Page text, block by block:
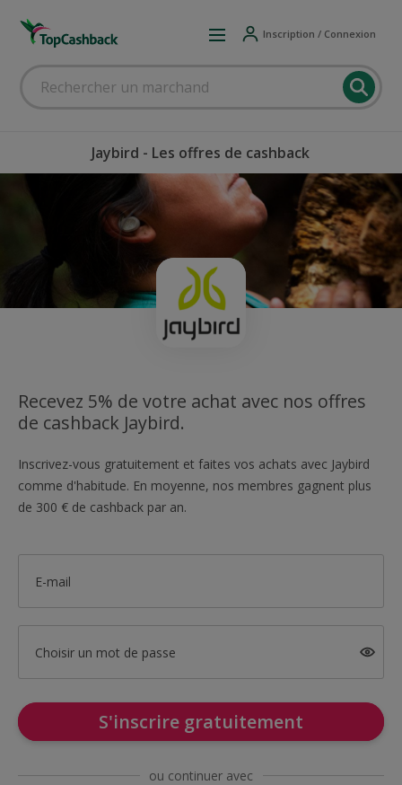
Inscription / Connexion
Jaybird - Les offres de cashback
Recevez 5% de votre achat avec nos offres
de cashback Jaybird.
Inscrivez-vous gratuitement et faites vos achats avec Jaybird
comme d'habitude. En moyenne, nos membres gagnent plus
de 300 € de cashback par an.
E-mail
Choisir un mot de passe
S'inscrire gratuitement
ou continuer avec